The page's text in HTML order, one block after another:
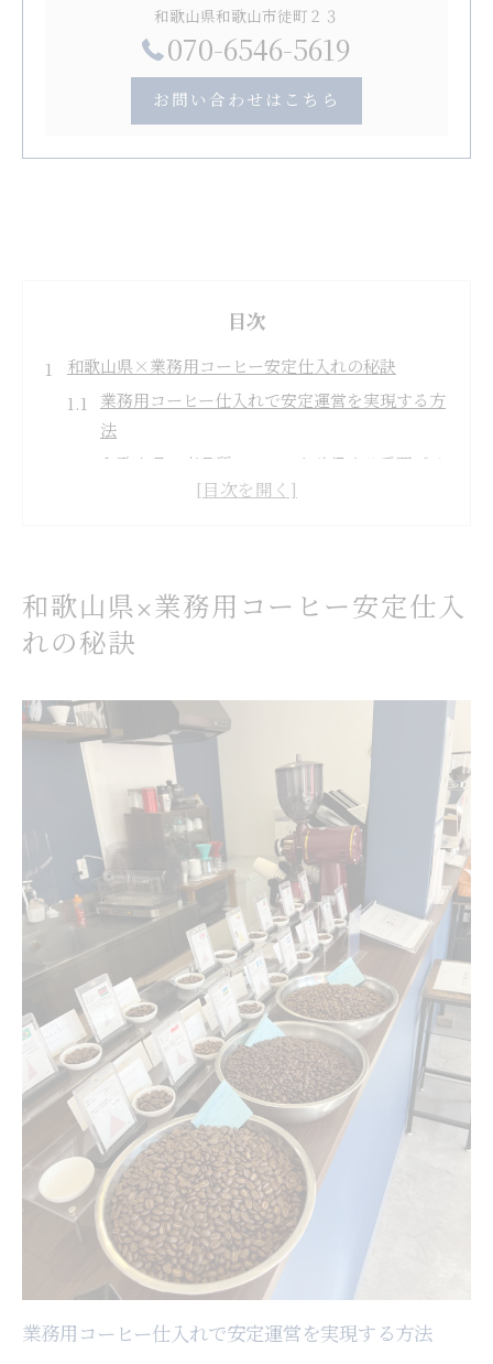
和歌山県和歌山市徒町２３
070-6546-5619
お問い合わせはこちら
目次
和歌山県×業務用コーヒー安定仕入れの秘訣
業務用コーヒー仕入れで安定運営を実現する方
法
和歌山県で高品質コーヒーを確保する重要ポイ
コーヒー豆の品質維持に役立つ仕入れ先の選び
方
和歌山県で信頼できるコーヒー供給体制の構築
高品質なコーヒーを維持する和歌山県の選択肢
コーヒーの品質と鮮度を守る業務用仕入れ戦略
和歌山県で選ばれるコーヒー業者の特徴とは
業務用コーヒーの品質管理で失敗しない秘訣
鮮度重視のコーヒー仕入れがもたらす店舗の強
み
和歌山県の業者と築く長期的なコーヒーパート
ナー関係
業務用としてコーヒー仕入れを成功させる方法
コーヒーの業務用仕入れで押さえるべき流れ
業者との連携でコーヒー供給を安定させる実践
法
コーヒーの品質とコストを両立する仕入れ戦術
和歌山県で業務用コーヒーを選ぶ際の注意点
仕入れ先多様化がコーヒー運営に与えるメリッ
ト
地元ならではの業務用コーヒー活用術を解説
和歌山県の地元業者と提携するコーヒー活用法
和歌山県×業務用コーヒー安定仕入
れの秘訣
業務用コーヒー仕入れで安定運営を実現する方法